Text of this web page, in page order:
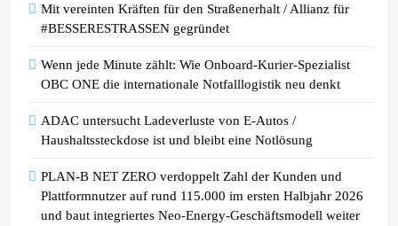
Mit vereinten Kräften für den Straßenerhalt / Allianz für
#BESSERESTRASSEN gegründet
Wenn jede Minute zählt: Wie Onboard-Kurier-Spezialist
OBC ONE die internationale Notfalllogistik neu denkt
ADAC untersucht Ladeverluste von E-Autos /
Haushaltssteckdose ist und bleibt eine Notlösung
PLAN-B NET ZERO verdoppelt Zahl der Kunden und
Plattformnutzer auf rund 115.000 im ersten Halbjahr 2026
und baut integriertes Neo-Energy-Geschäftsmodell weiter